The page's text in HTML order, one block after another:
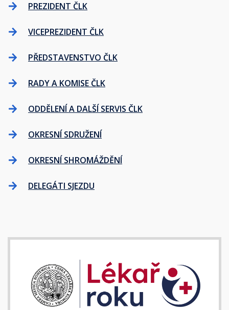
PREZIDENT ČLK
VICEPREZIDENT ČLK
PŘEDSTAVENSTVO ČLK
RADY A KOMISE ČLK
ODDĚLENÍ A DALŠÍ SERVIS ČLK
OKRESNÍ SDRUŽENÍ
OKRESNÍ SHROMÁŽDĚNÍ
DELEGÁTI SJEZDU